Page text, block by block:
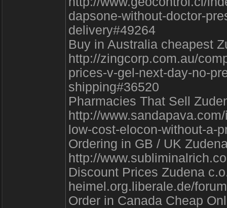
dapsone-without-doctor-
delivery#49264
Buy in Australia cheapest
http://zingcorp.com.au/
prices-v-gel-next-day-no-
shipping#36520
Pharmacies That Sell
http://
low-cost-elocon-without-a-
Ordering in GB / UK
http://
Discount Prices Zudena
heimel.org.liberale.de/
Order in Canada Cheap